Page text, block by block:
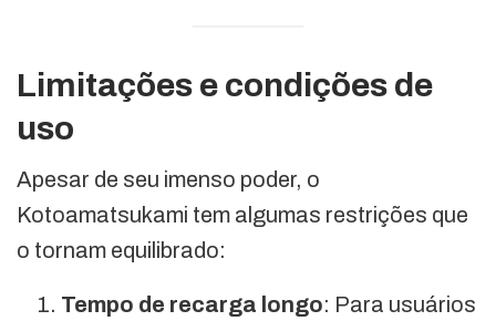
Limitações e condições de
uso
Apesar de seu imenso poder, o
Kotoamatsukami tem algumas restrições que
o tornam equilibrado:
Tempo de recarga longo: Para usuários